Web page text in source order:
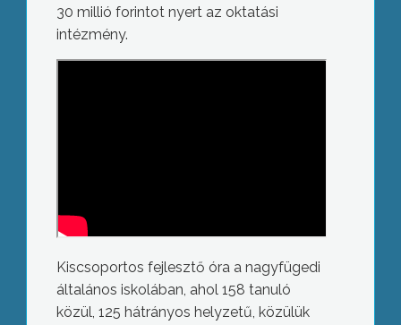
30 millió forintot nyert az oktatási
intézmény.
Kiscsoportos fejlesztő óra a nagyfügedi
általános iskolában, ahol 158 tanuló
közül, 125 hátrányos helyzetű, közülük